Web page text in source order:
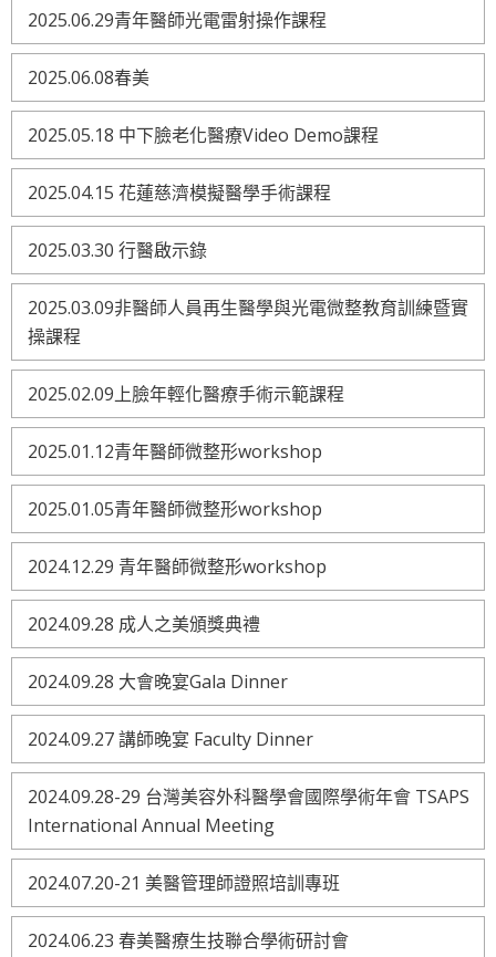
2025.06.29青年醫師光電雷射操作課程
2025.06.08春美
2025.05.18 中下臉老化醫療Video Demo課程
2025.04.15 花蓮慈濟模擬醫學手術課程
2025.03.30 行醫啟示錄
2025.03.09非醫師人員再生醫學與光電微整教育訓練暨實
操課程
2025.02.09上臉年輕化醫療手術示範課程
2025.01.12青年醫師微整形workshop
2025.01.05青年醫師微整形workshop
2024.12.29 青年醫師微整形workshop
2024.09.28 成人之美頒獎典禮
2024.09.28 大會晚宴Gala Dinner
2024.09.27 講師晚宴 Faculty Dinner
2024.09.28-29 台灣美容外科醫學會國際學術年會 TSAPS
International Annual Meeting
2024.07.20-21 美醫管理師證照培訓專班
2024.06.23 春美醫療生技聯合學術研討會